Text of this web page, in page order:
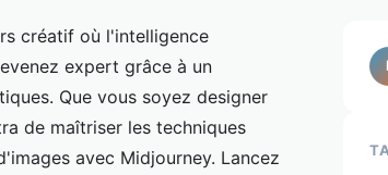
créatif où l'intelligence
expert grâce à un
Que vous soyez designer
de maîtriser les techniques
avec Midjourney. Lancez